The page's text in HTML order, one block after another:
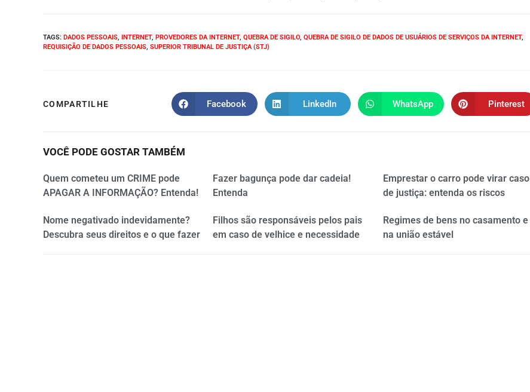
TAGS: DADOS PESSOAIS, INTERNET, PROVEDORES DA INTERNET, QUEBRA DE SIGILO, QUEBRA DE SIGILO DE DADOS DE USUÁRIOS DE SERVIÇOS DA INTERNET,
REQUISIÇÃO DE DADOS PESSOAIS, SUPERIOR TRIBUNAL DE JUSTIÇA (STJ)
COMPARTILHE Facebook LinkedIn WhatsApp Pinterest
VOCÊ PODE GOSTAR TAMBÉM
Quem cometeu um CRIME pode
APAGAR A INFORMAÇÃO? Entenda!
Fazer bagunça pode dar cadeia!
Entenda
Emprestar o carro pode virar caso
de justiça: entenda os riscos
Nome negativado indevidamente?
Descubra seus direitos e o que fazer
Filhos são responsáveis pelos pais
em caso de velhice e necessidade
Regimes de bens no casamento e
na união estável